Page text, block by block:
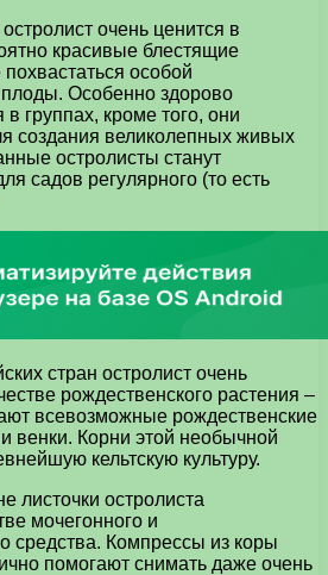
очень ценится в
красивые блестящие
особой
Особенно здорово
группах, кроме того, они
создания великолепных живых
остролисты станут
садов регулярного (то есть
стран остролист очень
рождественского растения –
всевозможные рождественские
венки. Корни этой необычной
кельтскую культуру.
листочки остролиста
мочегонного и
средства. Компрессы из коры
помогают снимать даже очень